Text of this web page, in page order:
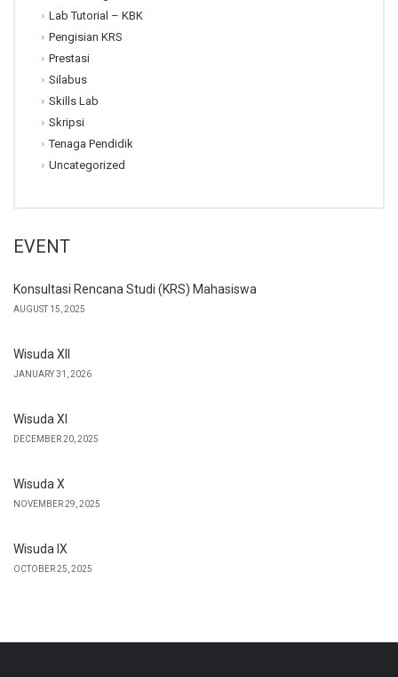
Lab Tutorial – KBK
Pengisian KRS
Prestasi
Silabus
Skills Lab
Skripsi
Tenaga Pendidik
Uncategorized
EVENT
Konsultasi Rencana Studi (KRS) Mahasiswa
AUGUST 15, 2025
Wisuda XII
JANUARY 31, 2026
Wisuda XI
DECEMBER 20, 2025
Wisuda X
NOVEMBER 29, 2025
Wisuda IX
OCTOBER 25, 2025